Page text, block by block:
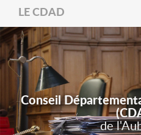
LE CDAD
Conseil
de